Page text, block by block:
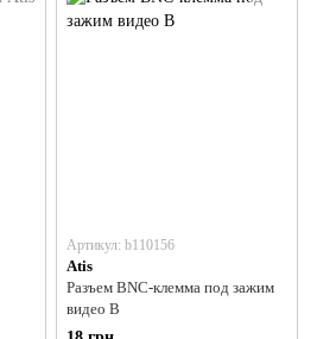
Артикул: b110156
Atis
Разъем BNC-клемма под зажим
видео B